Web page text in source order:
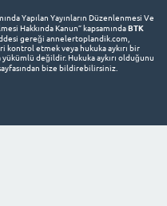
Yapılan Yayınların Düzenlenmesi Ve
Hakkında Kanun” kapsamındaBTK
gereği annelertoplandik.com,
kontrol etmek veya hukuka aykırı bir
değildir. Hukuka aykırı olduğunu
bize bildirebilirsiniz.